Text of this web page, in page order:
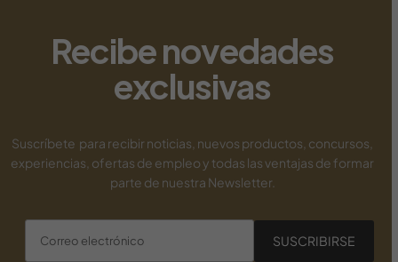
Recibe novedades
exclusivas
Suscríbete para recibir noticias, nuevos productos, concursos,
experiencias, ofertas de empleo y todas las ventajas de formar
parte de nuestra Newsletter.